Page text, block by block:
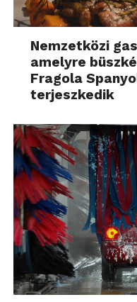
Nemzetközi
amelyre
Fragola
terjeszkedik
Az OMV
leállította